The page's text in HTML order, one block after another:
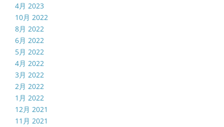
4月 2023
10月 2022
8月 2022
6月 2022
5月 2022
4月 2022
3月 2022
2月 2022
1月 2022
12月 2021
11月 2021